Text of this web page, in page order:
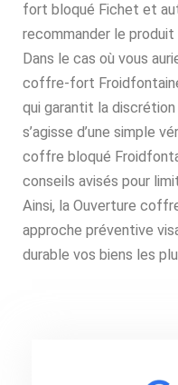
fort bloqué Fichet et
recommander le
Dans le cas où vous
coffre-fort
qui garantit la
s’agisse d’une simple
coffre bloqué
conseils avisés pour
Ainsi, la Ouverture
approche préventive
durable vos biens les